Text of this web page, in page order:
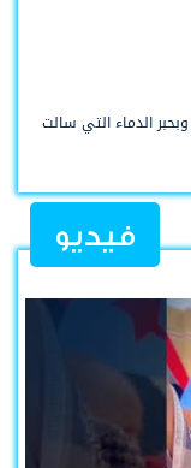
وبحبر الدماء التي سالت
فيديو